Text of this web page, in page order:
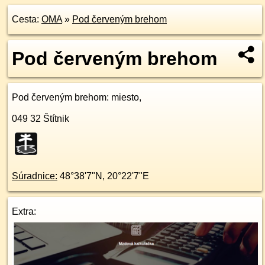
Cesta: OMA» Pod červeným brehom
Pod červeným brehom
Pod červeným brehom: miesto,
049 32 Štítnik
Súradnice: 48°38'7"N , 20°22'7"E
Extra: